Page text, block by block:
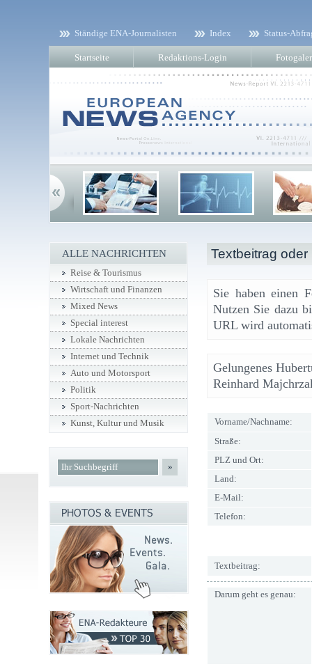
Ständige ENA-Journalisten Index Status-
Startseite Redaktions-Login
Textbeitrag
Sie haben einen
Nutzen Sie dazu
URL wird
Gelungenes
Reinhard
Vorname/Nachname:
Straße:
PLZ und Ort:
Land:
E-Mail:
Telefon:
Textbeitrag:
Darum geht es genau:
ALLE NACHRICHTEN
Reise & Tourismus
Wirtschaft und Finanzen
Mixed News
Special interest
Lokale Nachrichten
Internet und Technik
Auto und Motorsport
Politik
Sport-Nachrichten
Kunst, Kultur und Musik
»